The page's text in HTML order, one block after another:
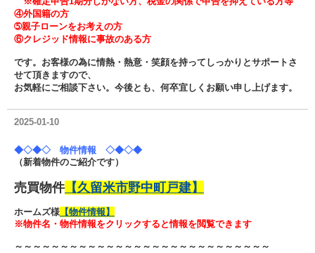
④外国籍の方
➄親子ローンをお考えの方
⑥クレジッド情報に事故のある方
です。 お客様の為に情熱・熱意・笑顔を持ってしっかりとサポートさ
せて頂きますので、
お気軽にご相談下さい。今後とも、何卒宜しくお願い申し上げます。
2025-01-10
◆◇◆◇ 物件情報 ◇◆◇◆
（新着物件のご紹介です）
売買物件 【久留米市野中町戸建】
ホームズ様 【物件情報】
※物件名・物件情報をクリックすると情報を閲覧できます
～～～～～～～～～～～～～～～～～～～～～～～～～～～～